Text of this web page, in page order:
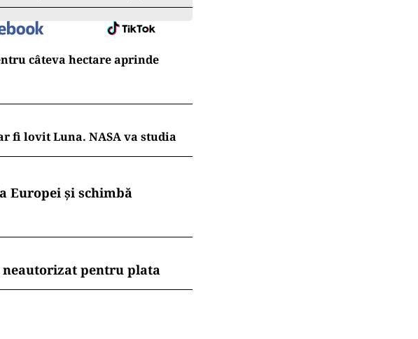
câteva hectare aprinde
fi lovit Luna. NASA va studia
Europei și schimbă
neautorizat pentru plata